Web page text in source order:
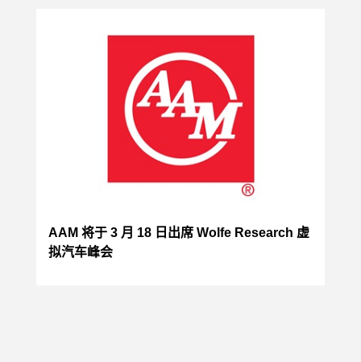
AAM 将于 3 月 18 日出席 Wolfe Research 虚
拟汽车峰会